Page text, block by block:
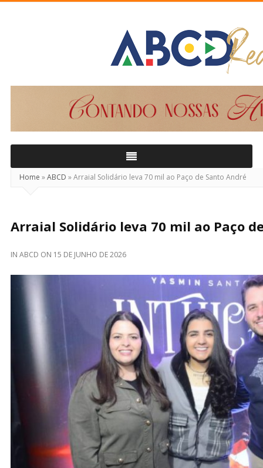
Home »ABCD »Arraial Solidário leva 70 mil ao Paço de Santo André
Arraial Solidário leva 70 mil ao Paço
IN ABCD ON 15 DE JUNHO DE 2026